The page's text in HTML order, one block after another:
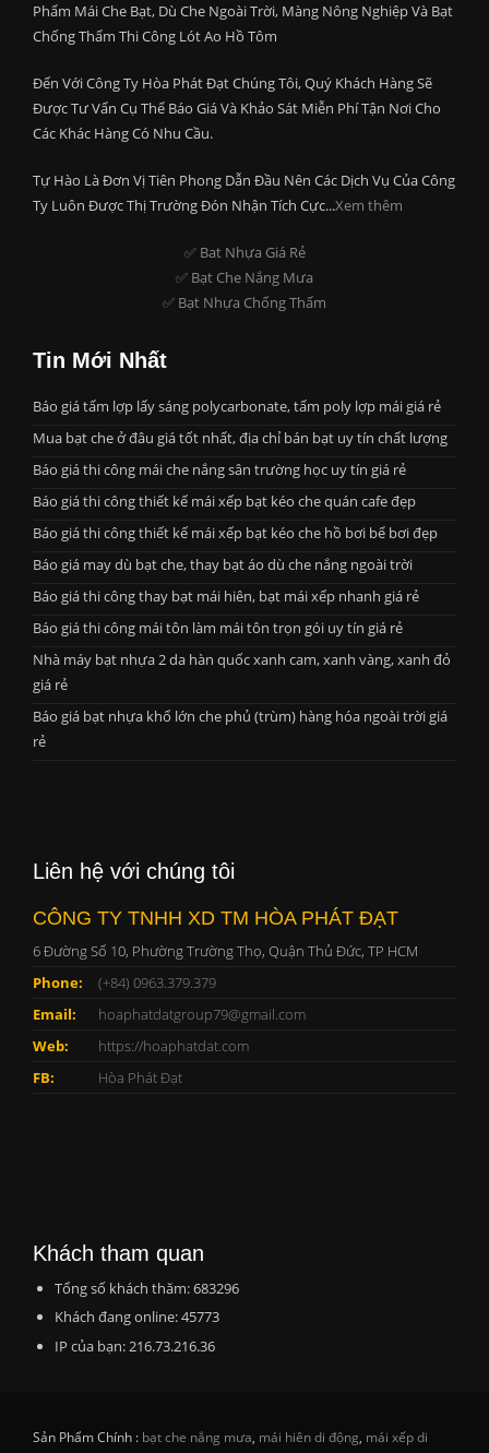
Phẩm Mái Che Bạt, Dù Che Ngoài Trời, Màng Nông Nghiệp Và Bạt
Chống Thấm Thi Công Lót Ao Hồ Tôm
Đến Với Công Ty Hòa Phát Đạt Chúng Tôi, Quý Khách Hàng Sẽ
Được Tư Vấn Cụ Thể Báo Giá Và Khảo Sát Miễn Phí Tận Nơi Cho
Các Khác Hàng Có Nhu Cầu.
Tự Hào Là Đơn Vị Tiên Phong Dẫn Đầu Nên Các Dịch Vụ Của Công
Ty Luôn Được Thị Trường Đón Nhận Tích Cực...Xem thêm
✅ Bat Nhựa Giá Rẻ
✅ Bạt Che Nắng Mưa
✅ Bạt Nhựa Chống Thấm
Tin Mới Nhất
Báo giá tấm lợp lấy sáng polycarbonate, tấm poly lợp mái giá rẻ
Mua bạt che ở đâu giá tốt nhất, địa chỉ bán bạt uy tín chất lượng
Báo giá thi công mái che nắng sân trường học uy tín giá rẻ
Báo giá thi công thiết kế mái xếp bạt kéo che quán cafe đẹp
Báo giá thi công thiết kế mái xếp bạt kéo che hồ bơi bể bơi đẹp
Báo giá may dù bạt che, thay bạt áo dù che nắng ngoài trời
Báo giá thi công thay bạt mái hiên, bạt mái xếp nhanh giá rẻ
Báo giá thi công mái tôn làm mái tôn trọn gói uy tín giá rẻ
Nhà máy bạt nhựa 2 da hàn quốc xanh cam, xanh vàng, xanh đỏ
giá rẻ
Báo giá bạt nhựa khổ lớn che phủ (trùm) hàng hóa ngoài trời giá
rẻ
Liên hệ với chúng tôi
CÔNG TY TNHH XD TM HÒA PHÁT ĐẠT
6 Đường Số 10, Phường Trường Thọ, Quận Thủ Đức, TP HCM
Phone:
(+84) 0963.379.379
Email:
hoaphatdatgroup79@gmail.com
Web:
https://hoaphatdat.com
FB:
Hòa Phát Đạt
Khách tham quan
Tổng số khách thăm: 683296
Khách đang online: 45773
IP của bạn: 216.73.216.36
Sản Phẩm Chính : bạt che nắng mưa, mái hiên di động, mái xếp di